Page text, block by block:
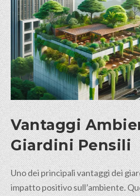
Vantaggi
Giardini Pensili
Uno dei principali vantaggi dei
impatto positivo sull’ambiente.